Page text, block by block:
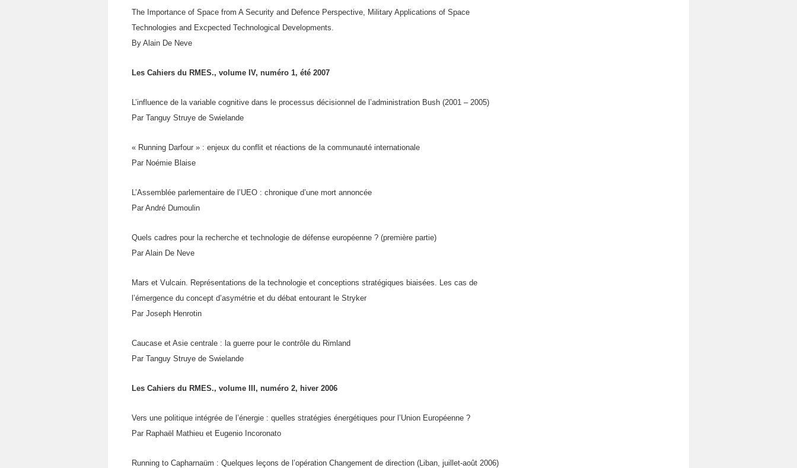
The Importance of Space from A Security and Defence Perspective, Military Applications of Space
Technologies and Excpected Technological Developments.
By Alain De Neve
Les Cahiers du RMES., volume IV, numéro 1, été 2007
L’influence de la variable cognitive dans le processus décisionnel de l’administration Bush (2001 – 2005)
Par Tanguy Struye de Swielande
« Running Darfour » : enjeux du conflit et réactions de la communauté internationale
Par Noémie Blaise
L’Assemblée parlementaire de l’UEO : chronique d’une mort annoncée
Par André Dumoulin
Quels cadres pour la recherche et technologie de défense européenne ? (première partie)
Par Alain De Neve
Mars et Vulcain. Représentations de la technologie et conceptions stratégiques biaisées. Les cas de
l’émergence du concept d’asymétrie et du débat entourant le Stryker
Par Joseph Henrotin
Caucase et Asie centrale : la guerre pour le contrôle du Rimland
Par Tanguy Struye de Swielande
Les Cahiers du RMES., volume III, numéro 2, hiver 2006
Vers une politique intégrée de l’énergie : quelles stratégies énergétiques pour l’Union Européenne ?
Par Raphaël Mathieu et Eugenio Incoronato
Running to Capharnaüm : Quelques leçons de l’opération Changement de direction (Liban, juillet-août 2006)